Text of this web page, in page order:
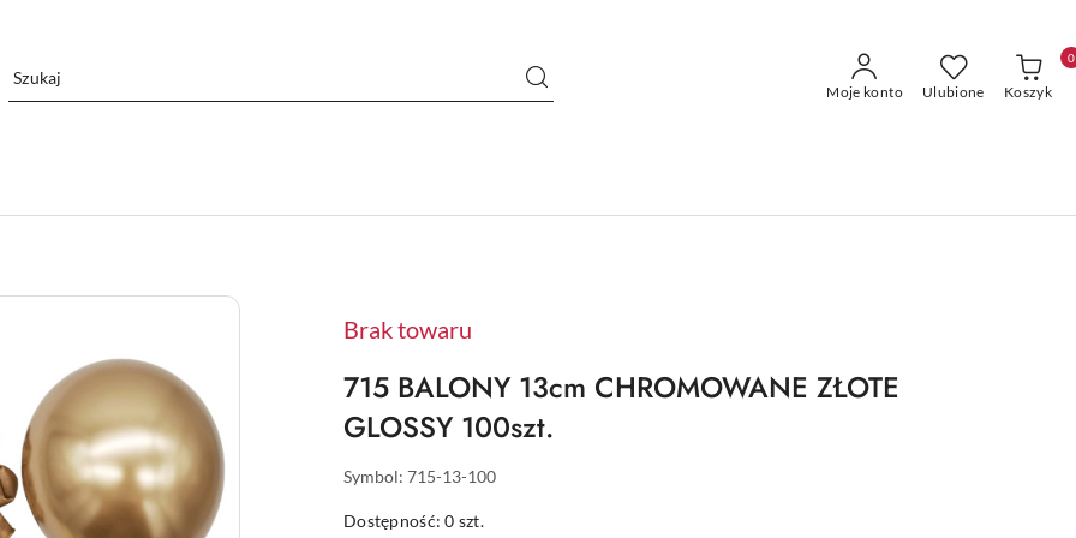
Moje konto Ulubione Koszyk
0
Brak towaru
715 BALONY 13cm CHROMOWANE ZŁOTE
GLOSSY 100szt.
Symbol: 715-13-100
Dostępność:0 szt.